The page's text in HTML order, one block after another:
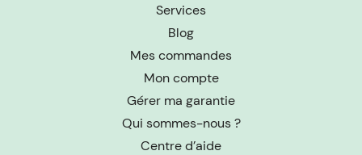
Services
Blog
Mes commandes
Mon compte
Gérer ma garantie
Qui sommes-nous ?
Centre d’aide